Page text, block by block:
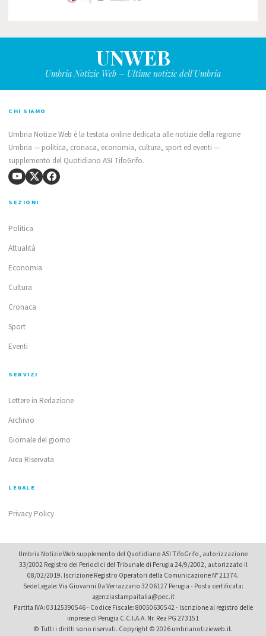
UNWEB
Umbria Notizie Web – Ultime notizie dell'Umbria
CHI SIAMO
Umbria Notizie Web è la testata online dedicata alle notizie della regione
Umbria — politica, cronaca, economia, cultura, sport ed eventi —
supplemento del Quotidiano ASI TifoGrifo.
SEZIONI
Politica
Attualità
Economia
Cultura
Cronaca
Sport
Eventi
SERVIZI
Lettere in Redazione
Archivio
Giornale del giorno
Area Riservata
LEGALE
Privacy Policy
Umbria Notizie Web supplemento del Quotidiano ASI TifoGrifo, autorizzazione
33/2002 Registro dei Periodici del Tribunale di Perugia 24/9/2002, autorizzato il
08/02/2019. Iscrizione Registro Operatori della Comunicazione N° 21374.
Sede Legale: Via Giovanni Da Verrazzano 32 06127 Perugia - Posta certificata:
agenziastampaitalia@pec.it
Partita IVA: 03125390546 - Codice Fiscale: 80050630542 - Iscrizione al registro delle
imprese di Perugia C.C.I.A.A. Nr. Rea PG 273151
© Tutti i diritti sono riservati. Copyright © 2026 umbrianotizieweb.it.